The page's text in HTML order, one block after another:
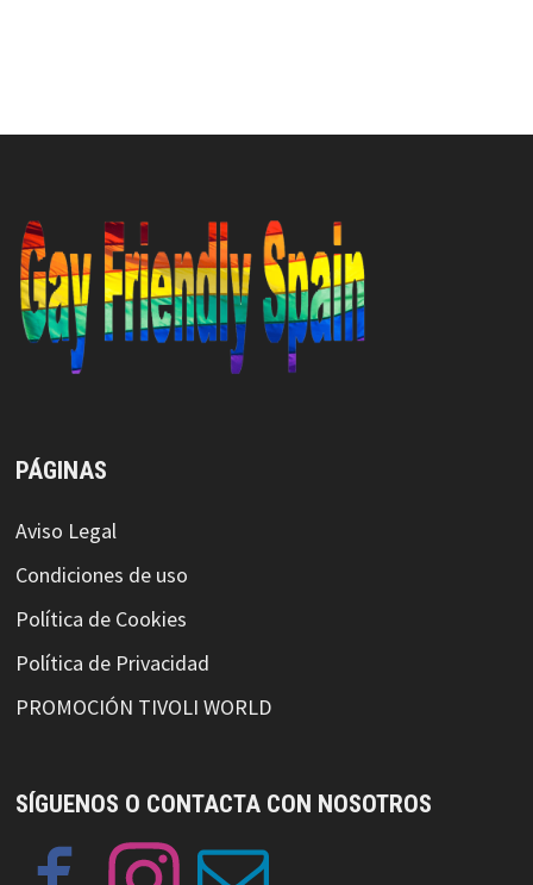
PÁGINAS
Aviso Legal
Condiciones de uso
Política de Cookies
Política de Privacidad
PROMOCIÓN TIVOLI WORLD
SÍGUENOS O CONTACTA CON NOSOTROS